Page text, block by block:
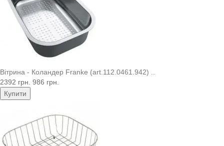
Вітрина - Коландер Franke (art.112.0461.942) ..
2392 грн. 986 грн.
Купити